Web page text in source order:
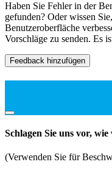
Haben Sie Fehler in der
gefunden? Oder wissen
Benutzeroberfläche
Vorschläge zu senden. Es
Feedback hinzufügen
Schlagen Sie uns vor,
(Verwenden Sie für